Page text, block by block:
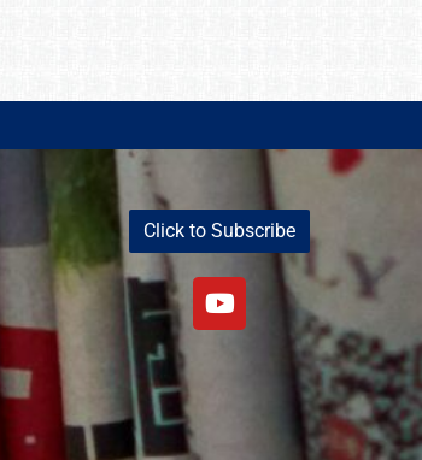
Click to Subscribe